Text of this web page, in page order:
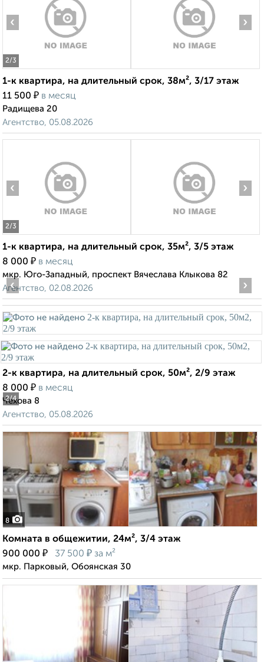
2/3
‹ ›
1-к квартира, на длительный срок, 38м², 3/17 этаж
11 500 ₽ в месяц
Радищева 20
Агентство, 05.08.2026
2/3
‹ ›
1-к квартира, на длительный срок, 35м², 3/5 этаж
8 000 ₽ в месяц
мкр. Юго-Западный, проспект Вячеслава Клыкова 82
Агентство, 02.08.2026
2/4
‹ ›
2-к квартира, на длительный срок, 50м², 2/9 этаж
8 000 ₽ в месяц
Чехова 8
Агентство, 05.08.2026
8
Комната в общежитии, 24м², 3/4 этаж
900 000 ₽ 37 500 ₽ за м²
мкр. Парковый, Обоянская 30